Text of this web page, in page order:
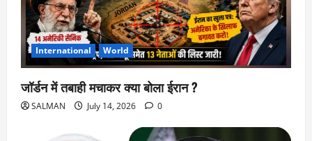
International World
जॉर्डन में तबाही मचाकर क्या बोला ईरान ?
SALMAN July 14, 2026 0